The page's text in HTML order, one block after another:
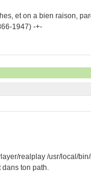
et on a bien raison,
1947) -+-
realplay /usr/local/
dans ton path.